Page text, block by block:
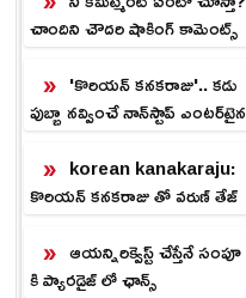
చాందిని చౌదరి షాకింగ్ కామెంట్స్
'కొరియన్ కనకరాజు'.. కడు
పుబ్బా నవ్వించే నాన్‌స్టాప్ ఎంటర్‌టైన
korean kanakaraju:
కొరియన్ కనకరాజు తో వరుణ్ తేజ్
ఇలా! ఆయన్నిరిక్వెస్ట్ చేస్తేనే సంపూ
కి ప్యారడైజ్ లో ఛాన్స్